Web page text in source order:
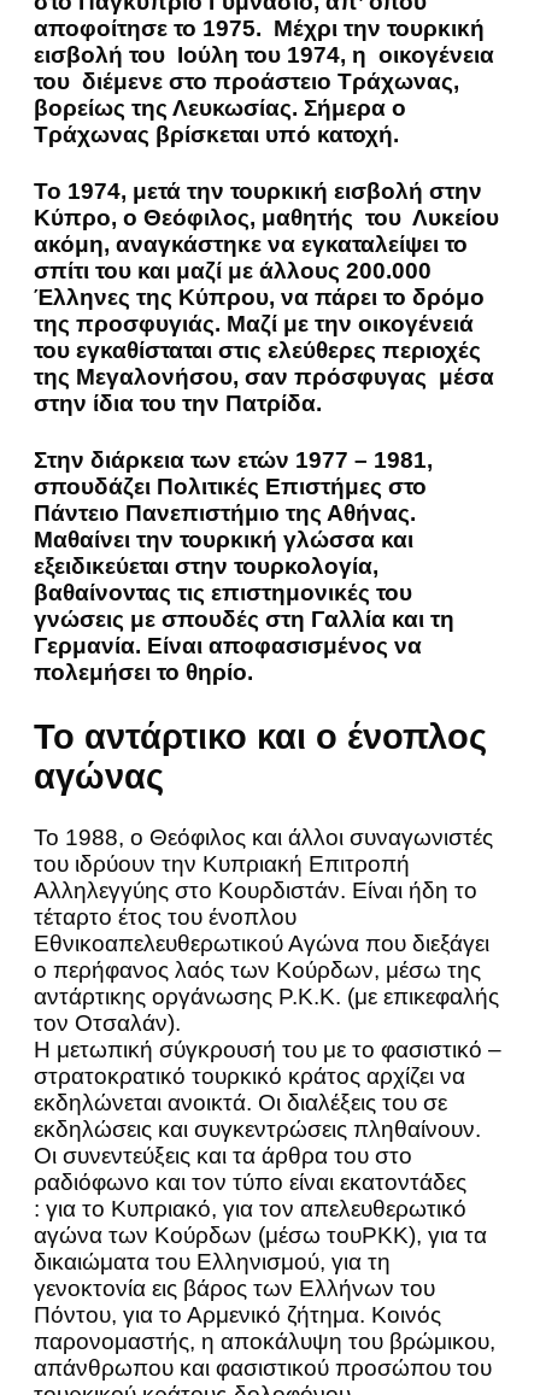
αποφοίτησε το 1975. Μέχρι την τουρκική
εισβολή του Ιούλη του 1974, η οικογένεια
του διέμενε στο προάστειο Τράχωνας,
βορείως της Λευκωσίας. Σήμερα ο
Τράχωνας βρίσκεται υπό κατοχή.
Το 1974, μετά την τουρκική εισβολή στην
Κύπρο, ο Θεόφιλος, μαθητής του Λυκείου
ακόμη, αναγκάστηκε να εγκαταλείψει το
σπίτι του και μαζί με άλλους 200.000
Έλληνες της Κύπρου, να πάρει το δρόμο
της προσφυγιάς. Μαζί με την οικογένειά
του εγκαθίσταται στις ελεύθερες περιοχές
της Μεγαλονήσου, σαν πρόσφυγας μέσα
στην ίδια του την Πατρίδα.
Στην διάρκεια των ετών 1977 – 1981,
σπουδάζει Πολιτικές Επιστήμες στο
Πάντειο Πανεπιστήμιο της Αθήνας.
Μαθαίνει την τουρκική γλώσσα και
εξειδικεύεται στην τουρκολογία,
βαθαίνοντας τις επιστημονικές του
γνώσεις με σπουδές στη Γαλλία και τη
Γερμανία. Είναι αποφασισμένος να
πολεμήσει το θηρίο.
Το αντάρτικο και ο ένοπλος
αγώνας
Το 1988, ο Θεόφιλος και άλλοι συναγωνιστές
του ιδρύουν την Κυπριακή Επιτροπή
Αλληλεγγύης στο Κουρδιστάν. Είναι ήδη το
τέταρτο έτος του ένοπλου
Εθνικοαπελευθερωτικού Αγώνα που διεξάγει
ο περήφανος λαός των Κούρδων, μέσω της
αντάρτικης οργάνωσης P.K.K. (με επικεφαλής
τον Οτσαλάν).
Η μετωπική σύγκρουσή του με το φασιστικό –
στρατοκρατικό τουρκικό κράτος αρχίζει να
εκδηλώνεται ανοικτά. Οι διαλέξεις του σε
εκδηλώσεις και συγκεντρώσεις πληθαίνουν.
Οι συνεντεύξεις και τα άρθρα του στο
ραδιόφωνο και τον τύπο είναι εκατοντάδες
: για το Κυπριακό, για τον απελευθερωτικό
αγώνα των Κούρδων (μέσω τουPKK), για τα
δικαιώματα του Ελληνισμού, για τη
γενοκτονία εις βάρος των Ελλήνων του
Πόντου, για το Αρμενικό ζήτημα. Κοινός
παρονομαστής, η αποκάλυψη του βρώμικου,
απάνθρωπου και φασιστικού προσώπου του